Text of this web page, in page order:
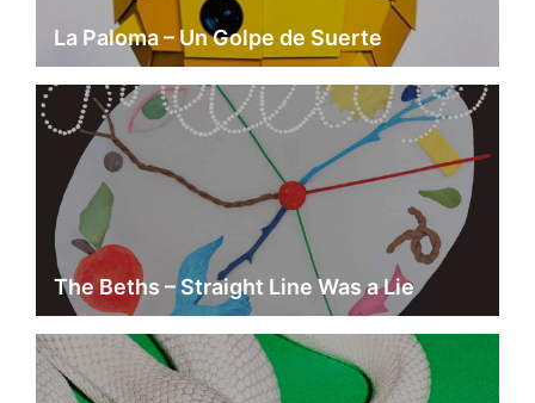
La Paloma – Un Golpe de Suerte
The Beths – Straight Line Was a Lie